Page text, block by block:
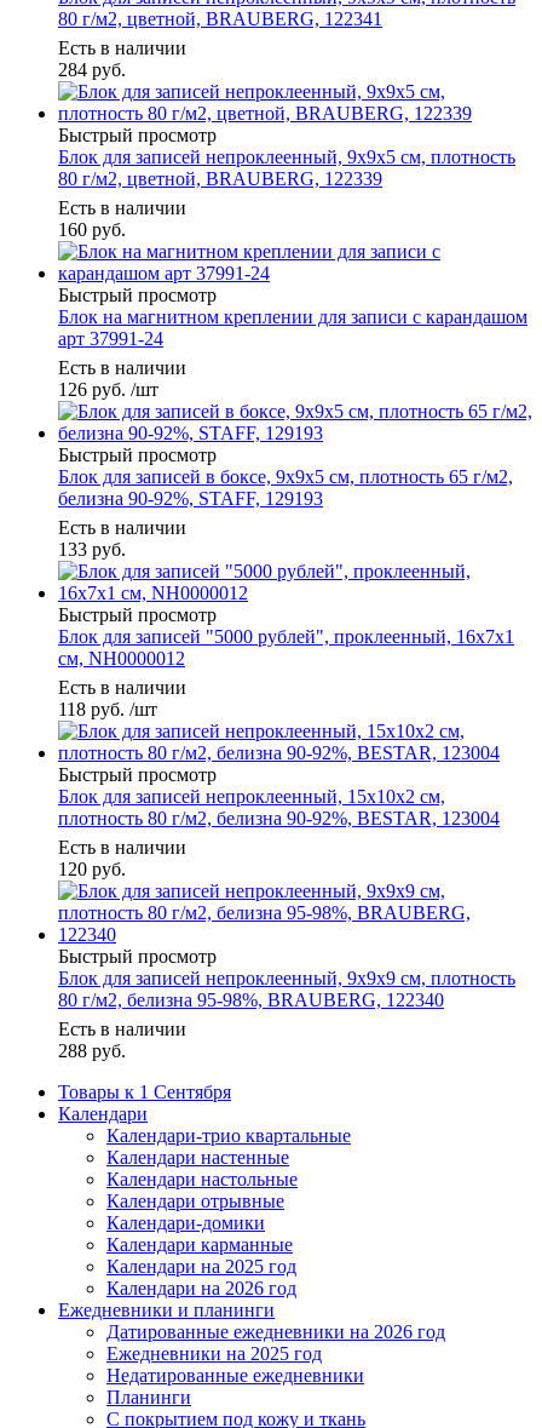
80 г/м2, цветной, BRAUBERG, 122341
Есть в наличии
284 руб.
Быстрый просмотр
Блок для записей непроклеенный, 9х9х5 см, плотность
80 г/м2, цветной, BRAUBERG, 122339
Есть в наличии
160 руб.
Быстрый просмотр
Блок на магнитном креплении для записи с карандашом
арт 37991-24
Есть в наличии
126 руб. /шт
Быстрый просмотр
Блок для записей в боксе, 9х9х5 см, плотность 65 г/м2,
белизна 90-92%, STAFF, 129193
Есть в наличии
133 руб.
Быстрый просмотр
Блок для записей "5000 рублей", проклеенный, 16х7х1
см, NH0000012
Есть в наличии
118 руб. /шт
Быстрый просмотр
Блок для записей непроклеенный, 15х10х2 см,
плотность 80 г/м2, белизна 90-92%, BESTAR, 123004
Есть в наличии
120 руб.
Быстрый просмотр
Блок для записей непроклеенный, 9х9х9 см, плотность
80 г/м2, белизна 95-98%, BRAUBERG, 122340
Есть в наличии
288 руб.
Товары к 1 Сентября
Календари
Календари-трио квартальные
Календари настенные
Календари настольные
Календари отрывные
Календари-домики
Календари карманные
Календари на 2025 год
Календари на 2026 год
Ежедневники и планинги
Датированные ежедневники на 2026 год
Ежедневники на 2025 год
Недатированные ежедневники
Планинги
С покрытием под кожу и ткань